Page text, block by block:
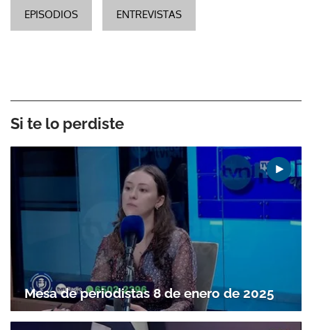
EPISODIOS ENTREVISTAS
Si te lo perdiste
Mesa de periodistas 8 de enero de 2025